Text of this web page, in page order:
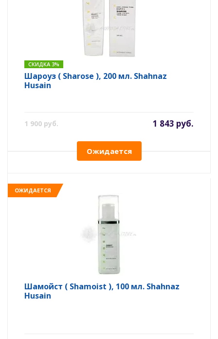
СКИДКА 3%
Шароуз ( Sharose ), 200 мл. Shahnaz
Husain
1 900 руб. 1 843 руб.
Ожидается
ОЖИДАЕТСЯ
Шамойст ( Shamoist ), 100 мл. Shahnaz
Husain